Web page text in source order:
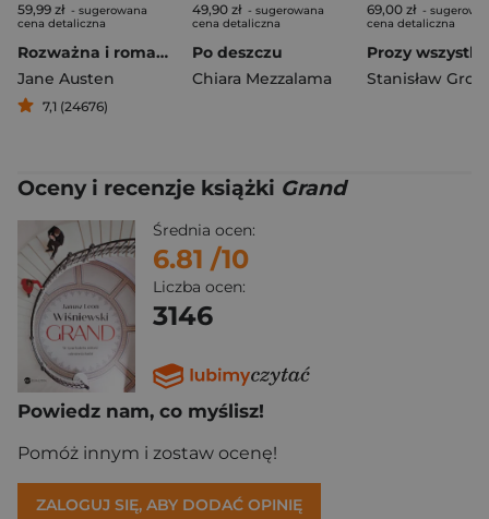
59,99 zł - sugerowana
cena detaliczna
Rozważna i romantyczna
Jane Austen
7,1 (24676)
49,90 zł - sugerowana
cena detaliczna
Po deszczu
Chiara Mezzalama
69,00 zł -
cena detaliczna
Oceny i recenzje książki Grand
Średnia ocen:
6.81 /10
Liczba ocen:
3146
Powiedz nam, co myślisz!
Pomóż innym i zostaw ocenę!
ZALOGUJ SIĘ, ABY DODAĆ OPINIĘ